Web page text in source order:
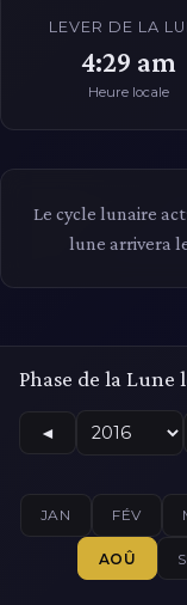
LEVER DE LA
4:29 am
Heure locale
Le cycle lunaire
lune arrivera
Phase de la Lune
◄
JAN FÉV
AOÛ